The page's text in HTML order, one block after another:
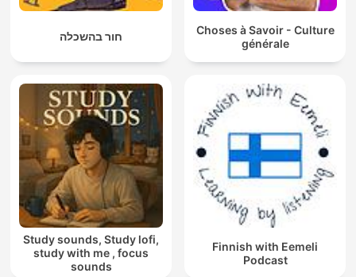
חור בהשכלה
Choses à Savoir - Culture
générale
Study sounds, Study lofi,
study with me , focus
sounds
Finnish with Eemeli
Podcast